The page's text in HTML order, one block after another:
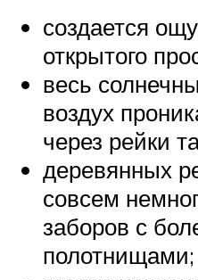
создается
открытого
весь
воздух
через рейки
деревянных
совсем
заборов с
полотнищами;